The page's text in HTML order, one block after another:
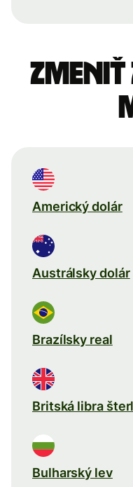
Americký dolár
Austrálsky dolár
Brazílsky real
Britská libra
Bulharský lev